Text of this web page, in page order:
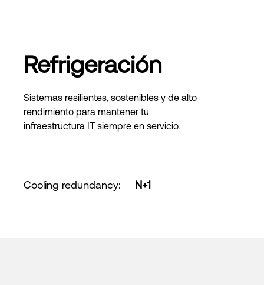
Refrigeración
Sistemas resilientes, sostenibles y de alto
rendimiento para mantener tu
infraestructura IT siempre en servicio.
Cooling redundancy: N+1